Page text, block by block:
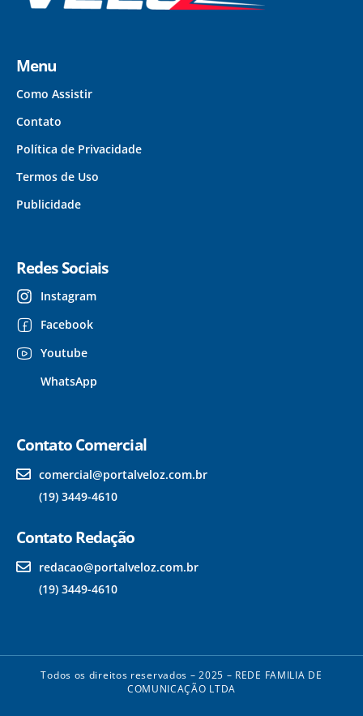
Menu
Como Assistir
Contato
Política de Privacidade
Termos de Uso
Publicidade
Redes Sociais
Instagram
Facebook
Youtube
WhatsApp
Contato Comercial
comercial@portalveloz.com.br
(19) 3449-4610
Contato Redação
redacao@portalveloz.com.br
(19) 3449-4610
Todos os direitos reservados – 2025 – REDE FAMILIA DE
COMUNICAÇÃO LTDA